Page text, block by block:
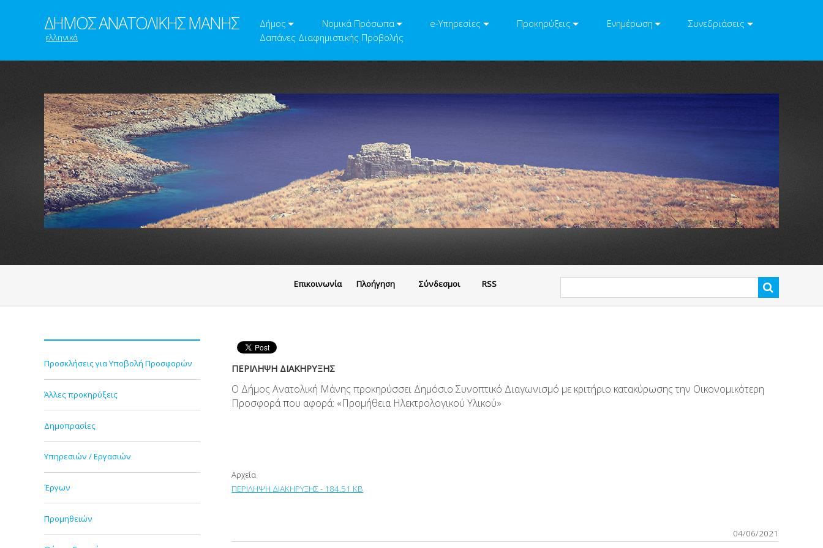
ΔΗΜΟΣ ΑΝΑΤΟΛΙΚΗΣ ΜΑΝΗΣ
ελληνικά
Δήμος Νομικά Πρόσωπα e-Υπηρεσίες Προκηρύξεις Ενημέρωση
Συνεδριάσεις
Δαπάνες Διαφημιστικής Προβολής
Eπικοινωνία Πλοήγηση Σύνδεσμοι RSS
Προσκλήσεις για Υποβολή Προσφορών
Άλλες προκηρύξεις
Δημοπρασίες
Υπηρεσιών / Εργασιών
Έργων
Προμηθειών
ΠΕΡΙΛΗΨΗ ΔΙΑΚΗΡΥΞΗΣ
Ο Δήμος Ανατολική Μάνης προκηρύσσει Δημόσιο Συνοπτικό Διαγωνισμό με κριτήριο κατακύρωσης την Οικονομικότερη
Προσφορά που αφορά: «Προμήθεια Ηλεκτρολογικού Υλικού»
Αρχεία
ΠΕΡΙΛΗΨΗ ΔΙΑΚΗΡΥΞΗΣ - 184.51 KB
04/06/2021